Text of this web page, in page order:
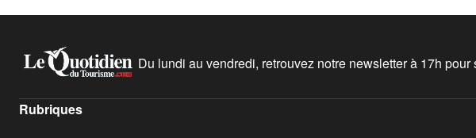
Du lundi au vendredi, retrouvez notre newsletter à 17h
Rubriques